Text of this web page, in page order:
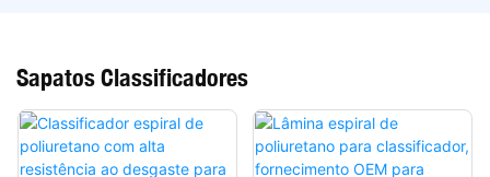
Sapatos Classificadores